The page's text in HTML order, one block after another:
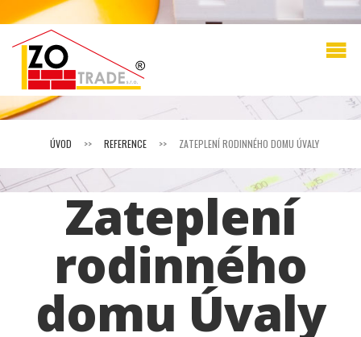
ÚVOD >> REFERENCE >> ZATEPLENÍ RODINNÉHO DOMU ÚVALY
Zateplení
rodinného
domu Úvaly